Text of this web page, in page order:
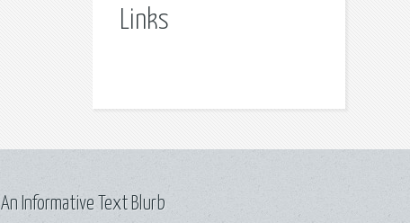
Links
An Informative Text Blurb